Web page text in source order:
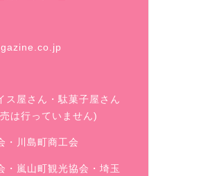
ス屋さん ・駄菓子屋さん
は行っていません)
・川島町商工会
・嵐山町観光協会・埼玉